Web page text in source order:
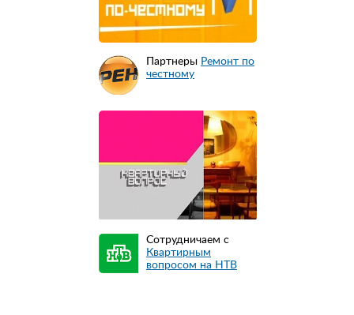
Партнеры Ремонт по
честному
Сотрудничаем с
Квартирным
вопросом на НТВ